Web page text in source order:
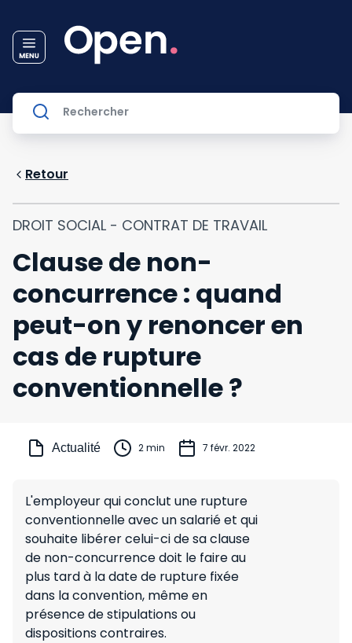
Retour
DROIT SOCIAL - CONTRAT DE TRAVAIL
Clause de non-
concurrence : quand
peut-on y renoncer en
cas de rupture
conventionnelle ?
Actualité 2 min 7 févr. 2022
L'employeur qui conclut une rupture
conventionnelle avec un salarié et qui
souhaite libérer celui-ci de sa clause
de non-concurrence doit le faire au
plus tard à la date de rupture fixée
dans la convention, même en
présence de stipulations ou
dispositions contraires.